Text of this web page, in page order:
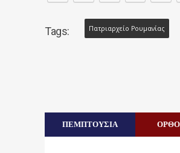
Tags: Πατριαρχείο Ρουμανίας
ΠΕΜΠΤΟΥΣΙΑ